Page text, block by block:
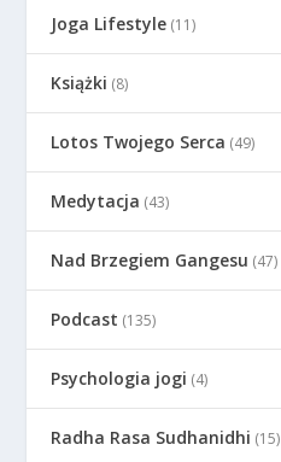
Joga Lifestyle (11)
Książki (8)
Lotos Twojego Serca (49)
Medytacja (43)
Nad Brzegiem Gangesu (47)
Podcast (135)
Psychologia jogi (4)
Radha Rasa Sudhanidhi (15)